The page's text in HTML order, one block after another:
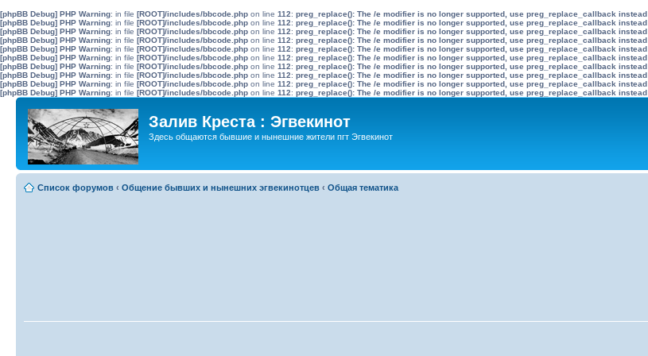
[phpBB Debug] PHP Warning: in file [ROOT]/includes/bbcode.php on line 112: preg_replace(): The /e modifier is no longer supported, use preg_replace_callback instead
[phpBB Debug] PHP Warning: in file [ROOT]/includes/bbcode.php on line 112: preg_replace(): The /e modifier is no longer supported, use preg_replace_callback instead
[phpBB Debug] PHP Warning: in file [ROOT]/includes/bbcode.php on line 112: preg_replace(): The /e modifier is no longer supported, use preg_replace_callback instead
[phpBB Debug] PHP Warning: in file [ROOT]/includes/bbcode.php on line 112: preg_replace(): The /e modifier is no longer supported, use preg_replace_callback instead
[phpBB Debug] PHP Warning: in file [ROOT]/includes/bbcode.php on line 112: preg_replace(): The /e modifier is no longer supported, use preg_replace_callback instead
[phpBB Debug] PHP Warning: in file [ROOT]/includes/bbcode.php on line 112: preg_replace(): The /e modifier is no longer supported, use preg_replace_callback instead
[phpBB Debug] PHP Warning: in file [ROOT]/includes/bbcode.php on line 112: preg_replace(): The /e modifier is no longer supported, use preg_replace_callback instead
[phpBB Debug] PHP Warning: in file [ROOT]/includes/bbcode.php on line 112: preg_replace(): The /e modifier is no longer supported, use preg_replace_callback instead
[phpBB Debug] PHP Warning: in file [ROOT]/includes/bbcode.php on line 112: preg_replace(): The /e modifier is no longer supported, use preg_replace_callback instead
[phpBB Debug] PHP Warning: in file [ROOT]/includes/bbcode.php on line 112: preg_replace(): The /e modifier is no longer supported, use preg_replace_callback instead
Залив Креста : Эгвекинот
Здесь общаются бывшие и нынешние жители пгт Эгвекинот
Список форумов ‹ Общение бывших и нынешних эгвекинотцев ‹ Общая тематика